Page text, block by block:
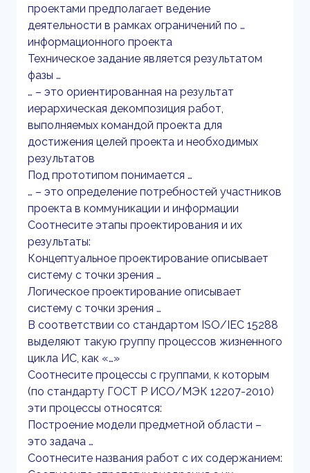
проектами предполагает ведение
деятельности в рамках ограничений по …
информационного проекта
Техническое задание является результатом
фазы …
… – это ориентированная на результат
иерархическая декомпозиция работ,
выполняемых командой проекта для
достижения целей проекта и необходимых
результатов
Под прототипом понимается …
… – это определение потребностей участников
проекта в коммуникации и информации
Соотнесите этапы проектирования и их
результаты:
Концептуальное проектирование описывает
систему с точки зрения …
Логическое проектирование описывает
систему с точки зрения …
В соответствии со стандартом ISO/IEC 15288
выделяют такую группу процессов жизненного
цикла ИС, как «…»
Соотнесите процессы с группами, к которым
(по стандарту ГОСТ Р ИСО/МЭК 12207-2010)
эти процессы относятся:
Построение модели предметной области –
это задача …
Соотнесите названия работ с их содержанием: